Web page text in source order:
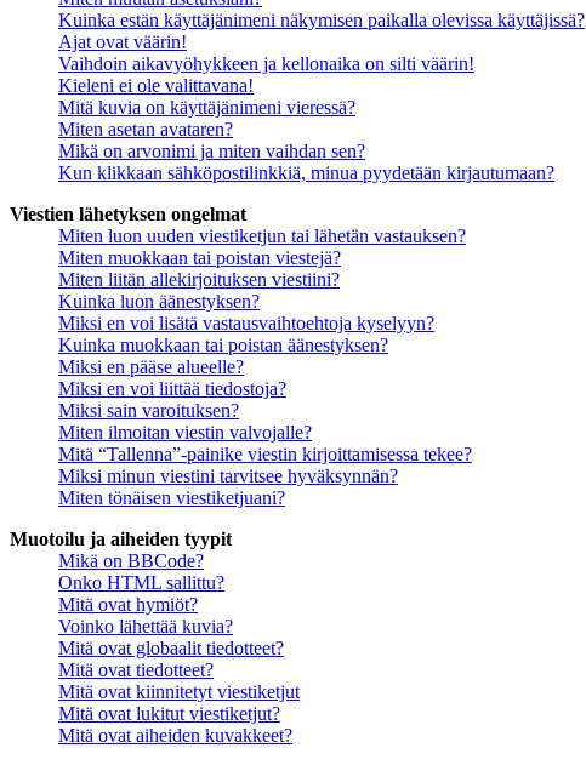
Kuinka estän käyttäjänimeni näkymisen paikalla olevissa käyttäjissä?
Ajat ovat väärin!
Vaihdoin aikavyöhykkeen ja kellonaika on silti väärin!
Kieleni ei ole valittavana!
Mitä kuvia on käyttäjänimeni vieressä?
Miten asetan avataren?
Mikä on arvonimi ja miten vaihdan sen?
Kun klikkaan sähköpostilinkkiä, minua pyydetään kirjautumaan?
Viestien lähetyksen ongelmat
Miten luon uuden viestiketjun tai lähetän vastauksen?
Miten muokkaan tai poistan viestejä?
Miten liitän allekirjoituksen viestiini?
Kuinka luon äänestyksen?
Miksi en voi lisätä vastausvaihtoehtoja kyselyyn?
Kuinka muokkaan tai poistan äänestyksen?
Miksi en pääse alueelle?
Miksi en voi liittää tiedostoja?
Miksi sain varoituksen?
Miten ilmoitan viestin valvojalle?
Mitä “Tallenna”-painike viestin kirjoittamisessa tekee?
Miksi minun viestini tarvitsee hyväksynnän?
Miten tönäisen viestiketjuani?
Muotoilu ja aiheiden tyypit
Mikä on BBCode?
Onko HTML sallittu?
Mitä ovat hymiöt?
Voinko lähettää kuvia?
Mitä ovat globaalit tiedotteet?
Mitä ovat tiedotteet?
Mitä ovat kiinnitetyt viestiketjut
Mitä ovat lukitut viestiketjut?
Mitä ovat aiheiden kuvakkeet?